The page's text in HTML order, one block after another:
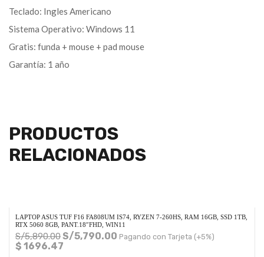
Teclado: Ingles Americano
Sistema Operativo: Windows 11
Gratis: funda + mouse + pad mouse
Garantía: 1 año
PRODUCTOS
RELACIONADOS
LAPTOP ASUS TUF F16 FA808UM IS74, RYZEN 7-260HS, RAM 16GB, SSD 1TB,
RTX 5060 8GB, PANT.18″FHD, WIN11
S/5,890.00S/5,790.00 Pagando con Tarjeta (+5%)
$ 1696.47